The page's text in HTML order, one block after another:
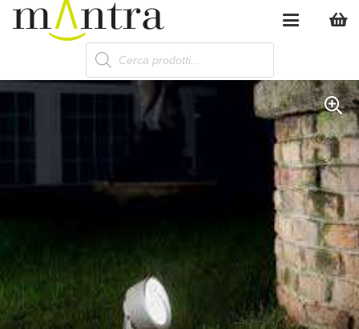
Products
search